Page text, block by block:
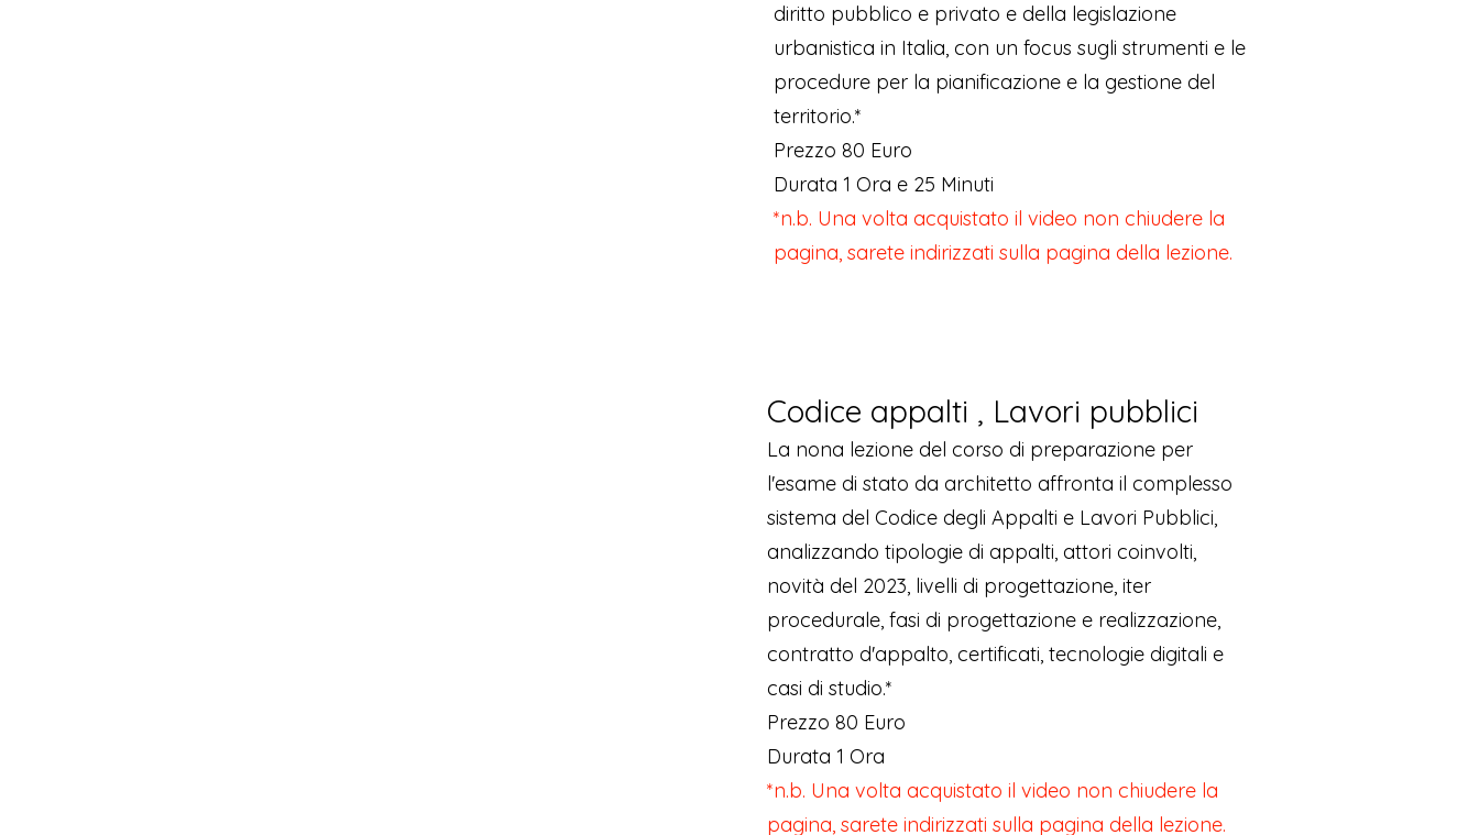
diritto pubblico e privato e della legislazione
urbanistica in Italia, con un focus sugli strumenti e le
procedure per la pianificazione e la gestione del
territorio.*
Prezzo 80 Euro
Durata 1 Ora e 25 Minuti
*n.b. Una volta acquistato il video non chiudere la
pagina, sarete indirizzati sulla pagina della lezione.
Codice appalti , Lavori pubblici
La nona lezione del corso di preparazione per
l'esame di stato da architetto affronta il complesso
sistema del Codice degli Appalti e Lavori Pubblici,
analizzando tipologie di appalti, attori coinvolti,
novità del 2023, livelli di progettazione, iter
procedurale, fasi di progettazione e realizzazione,
contratto d'appalto, certificati, tecnologie digitali e
casi di studio.*
Prezzo 80 Euro
Durata 1 Ora
*n.b. Una volta acquistato il video non chiudere la
pagina, sarete indirizzati sulla pagina della lezione.